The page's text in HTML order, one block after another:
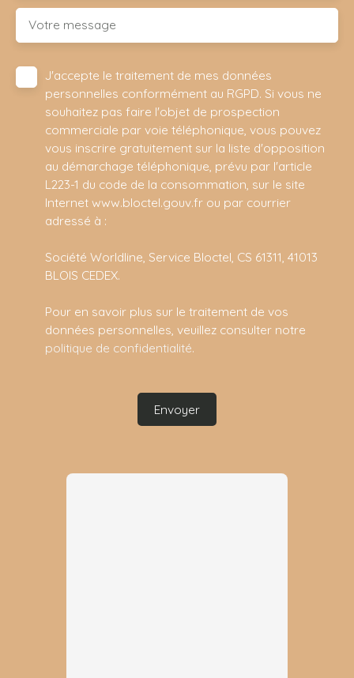
Votre message
J'accepte le traitement de mes données
personnelles conformément au RGPD. Si vous ne
souhaitez pas faire l'objet de prospection
commerciale par voie téléphonique, vous pouvez
vous inscrire gratuitement sur la liste d'opposition
au démarchage téléphonique, prévu par l'article
L223-1 du code de la consommation, sur le site
Internet www.bloctel.gouv.fr ou par courrier
adressé à :
Société Worldline, Service Bloctel, CS 61311, 41013
BLOIS CEDEX.
Pour en savoir plus sur le traitement de vos
données personnelles, veuillez consulter notre
politique de confidentialité.
Envoyer